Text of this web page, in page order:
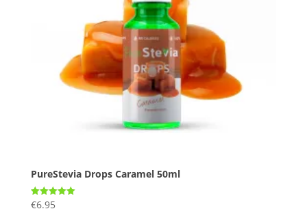
PureStevia Drops Caramel 50ml
Gewaardeerd
5.00
€6.95